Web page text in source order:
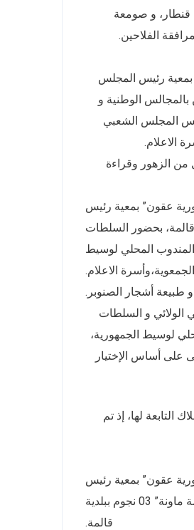
استفادة منه الولاية مؤخرا من بين 09 مخازن جوارية بسعة إجمالية لـ 450 الف قنطار، و صومعة
الفلاحين.
السيدة”حورية عقون” بمعية رئيس المجلس
بالمجالس الوطنية و
المجلس الشعبي
الاعلام.
من الزهور وقراءة
الولاية السيدة”حورية عقون” بمعية رئيس
قالمة، بحضور السلطات
المندوب المحلي لوسيط
الاعلام.
طبيعة أشجار الصنوبر.
الولائي و السلطات
لوسيط الجمهورية،
على أساس الإختيار
الخاصة بمختلف الاسلاك التابعة لها، إذ تم
الولاية السيدة”حورية عقون” بمعية رئيس
المجلس الشعبي الولائي و الوفد الرسمي المرافق لهم على تدشين مؤسسة فندقية خاصة ، فندق “لآلة ماونة” 03 نجوم ببلدية
قالمة.